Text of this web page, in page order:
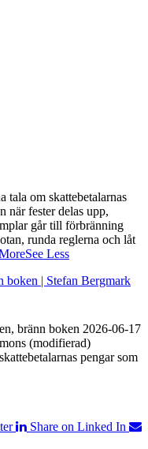
tala om skattebetalarnas
när fester delas upp,
går till förbränning
runda reglerna och låt
See Less
boken | Stefan Bergmark
bränn boken 2026-06-17
(modifierad)
pengar som
Share on Linked In